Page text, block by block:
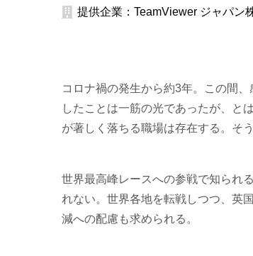
提供企業：TeamViewer ジャパン
コロナ禍の発生から約3年。この間
したことは一筋の光であったが、と
が著しく落ちる職場は存在する。そ
世界最高峰レースへの参戦で知られ
れない。世界各地を転戦しつつ、英
減への配慮も求められる。